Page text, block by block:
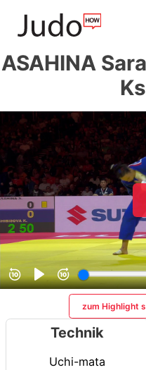
ASAHINA
zum Highlight
Technik
Uchi-mata